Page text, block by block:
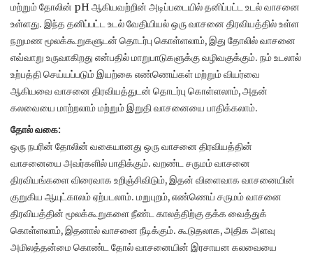
மற்றும் தோலின் pH ஆகியவற்றின் அடிப்படையில் தனிப்பட்ட உடல் வாசனை
உள்ளது. இந்த தனிப்பட்ட உடல் வேதியியல் ஒரு வாசனை திரவியத்தில் உள்ள
நறுமண மூலக்கூறுகளுடன் தொடர்பு கொள்ளலாம், இது தோலில் வாசனை
எவ்வாறு உருவாகிறது என்பதில் மாறுபாடுகளுக்கு வழிவகுக்கும். நம் உடலால்
உற்பத்தி செய்யப்படும் இயற்கை எண்ணெய்கள் மற்றும் வியர்வை
ஆகியவை வாசனை திரவியத்துடன் தொடர்பு கொள்ளலாம், அதன்
கலவையை மாற்றலாம் மற்றும் இறுதி வாசனையை பாதிக்கலாம்.
தோல் வகை:
ஒரு நபரின் தோலின் வகையானது ஒரு வாசனை திரவியத்தின்
வாசனையை அவர்களில் பாதிக்கும். வறண்ட சருமம் வாசனை
திரவியங்களை விரைவாக உறிஞ்சிவிடும், இதன் விளைவாக வாசனையின்
குறுகிய ஆயுட்காலம் ஏற்படலாம். மறுபுறம், எண்ணெய் சருமம் வாசனை
திரவியத்தின் மூலக்கூறுகளை நீண்ட காலத்திற்கு தக்க வைத்துக்
கொள்ளலாம், இதனால் வாசனை நீடிக்கும். கூடுதலாக, அதிக அளவு
அமிலத்தன்மை கொண்ட தோல் வாசனையின் இரசாயன கலவையை